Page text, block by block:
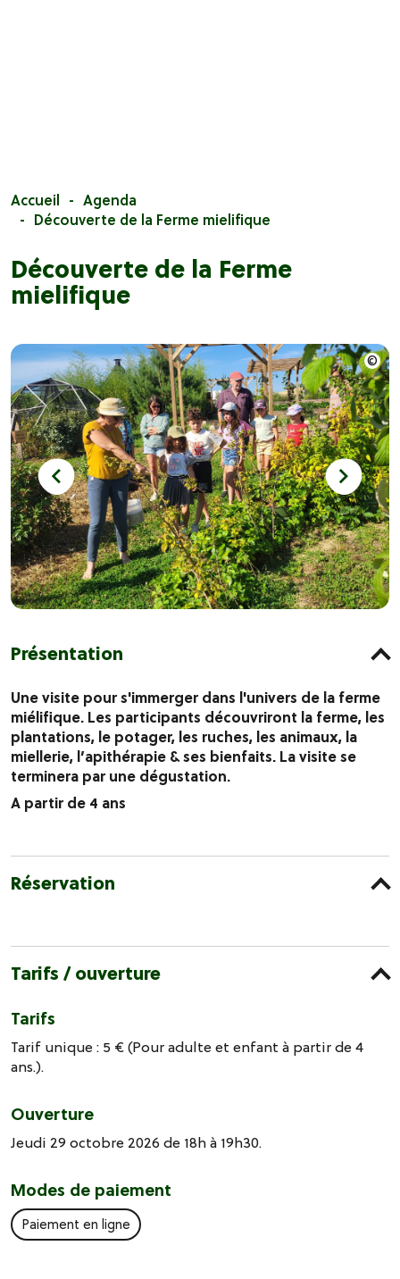
Accueil
Agenda
Découverte de la Ferme mielifique
Découverte de la Ferme
mielifique
Présentation
Une visite pour s'immerger dans l'univers de la ferme
miélifique. Les participants découvriront la ferme, les
plantations, le potager, les ruches, les animaux, la
miellerie, l’apithérapie & ses bienfaits. La visite se
terminera par une dégustation.
A partir de 4 ans
Réservation
Tarifs / ouverture
Tarifs
Tarif unique : 5 € (Pour adulte et enfant à partir de 4
ans.).
Ouverture
Jeudi 29 octobre 2026 de 18h à 19h30.
Modes de paiement
Paiement en ligne